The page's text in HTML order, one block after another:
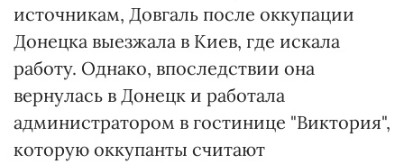
источникам, Довгаль после оккупации
Донецка выезжала в Киев, где искала
работу. Однако, впоследствии она
вернулась в Донецк и работала
администратором в гостинице "Виктория",
которую оккупанты считают